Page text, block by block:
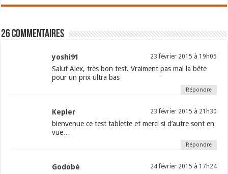
26 commentaires
yoshi91 23 février 2015 à 19h05
Salut Alex, très bon test. Vraiment pas mal la bête
pour un prix ultra bas
Répondre
Kepler 23 février 2015 à 21h30
bienvenue ce test tablette et merci si d’autre sont en
vue…
Répondre
Godobé 24 février 2015 à 17h24